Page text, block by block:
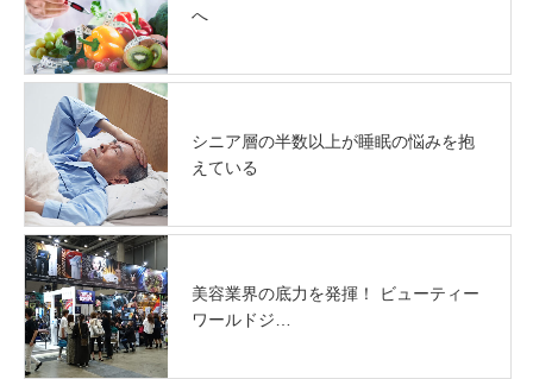
へ
シニア層の半数以上が睡眠の悩みを抱
えている
美容業界の底力を発揮！ ビューティー
ワールドジ…